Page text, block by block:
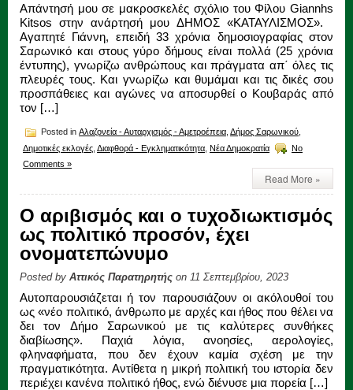
Απάντησή μου σε μακροσκελές σχόλιο του Φίλου Giannhs
Kitsos στην ανάρτησή μου ΔΗΜΟΣ «ΚΑΤΑΥΛΙΣΜΟΣ».
Αγαπητέ Γιάννη, επειδή 33 χρόνια δημοσιογραφίας στον
Σαρωνικό και στους γύρο δήμους είναι πολλά (25 χρόνια
έντυπης), γνωρίζω ανθρώπους και πράγματα απ΄ όλες τις
πλευρές τους. Και γνωρίζω και θυμάμαι και τις δικές σου
προσπάθειες και αγώνες να αποσυρθεί ο Κουβαράς από
τον […]
Posted in Αλαζονεία - Αυταρχισμός - Αμετροέπεια Δήμος Σαρωνικού
Δημοτικές εκλογές Διαφθορά - Εγκληματικότητα Νέα Δημοκρατία
No
Comments »
Read More »
Ο αριβισμός και ο τυχοδιωκτισμός
ως πολιτικό προσόν, έχει
ονοματεπώνυμο
Posted by Αττικός Παρατηρητής on 11 Σεπτεμβρίου, 2023
Αυτοπαρουσιάζεται ή τον παρουσιάζουν οι ακόλουθοί του
ως «νέο πολιτικό, άνθρωπο με αρχές και ήθος που θέλει να
δει τον Δήμο Σαρωνικού με τις καλύτερες συνθήκες
διαβίωσης». Παχιά λόγια, ανοησίες, αερολογίες,
φληναφήματα, που δεν έχουν καμία σχέση με την
πραγματικότητα. Αντίθετα η μικρή πολιτική του ιστορία δεν
περιέχει κανένα πολιτικό ήθος, ενώ διένυσε μια πορεία […]